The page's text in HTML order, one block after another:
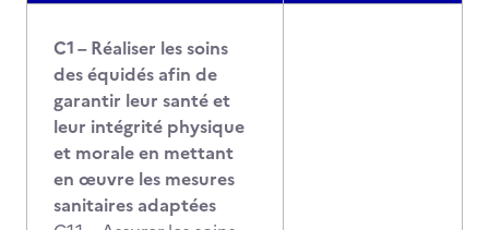
C1 – Réaliser les soins
des équidés afin de
garantir leur santé et
leur intégrité physique
et morale en mettant
en œuvre les mesures
sanitaires adaptées